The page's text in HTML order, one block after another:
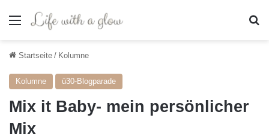
Menü
Startseite / Kolumne
Kolumne ü30-Blogparade
Mix it Baby- mein persönlicher
Mix